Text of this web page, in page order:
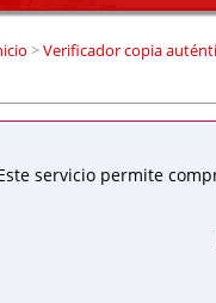
>Verificador copia
servicio permite